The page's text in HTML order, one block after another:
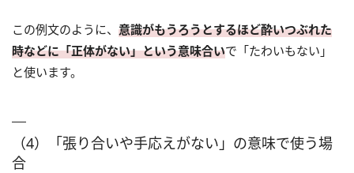
この例文のように、 意識がもうろうとするほど酔いつぶれた
時などに「正体がない」という意味合いで「たわいもない」
と使います。
（4）「張り合いや手応えがない」の意味で使う場
合